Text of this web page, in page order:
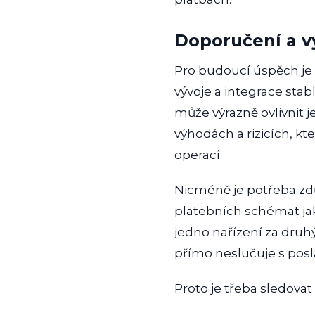
Doporučení a
Pro budoucí úspěch je
vývoje a integrace
může výrazně ovlivnit
výhodách a rizicích,
operací.
Nicméně je potřeba
platebních schémat
jedno nařízení za
přímo neslučuje s
Proto je třeba